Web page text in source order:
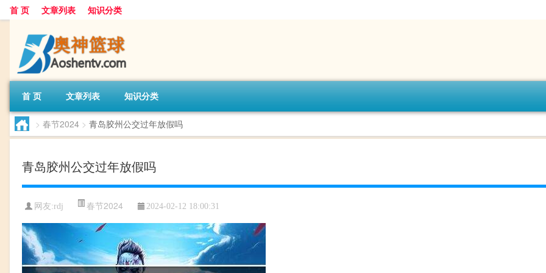
首 页 文章列表 知识分类
首 页 文章列表 知识分类
> 春节2024 > 青岛胶州公交过年放假吗
青岛胶州公交过年放假吗
网友:rdj 春节2024 2024-02-12 18:00:31